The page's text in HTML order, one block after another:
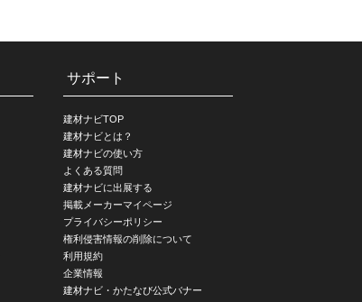
サポート
建材ナビTOP
建材ナビとは？
建材ナビの使い方
よくある質問
建材ナビに出展する
掲載メーカーマイページ
プライバシーポリシー
権利侵害情報の削除について
利用規約
企業情報
建材ナビ・かたなび公式バナー